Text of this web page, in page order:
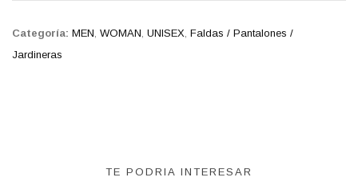
Categoría: MEN, WOMAN, UNISEX, Faldas / Pantalones /
Jardineras
TE PODRIA INTERESAR